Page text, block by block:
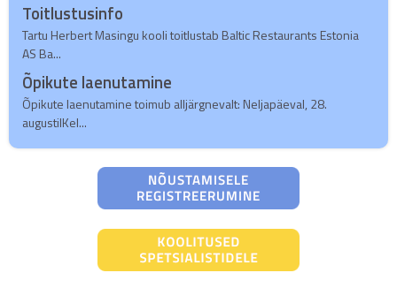
Toitlustusinfo
Tartu Herbert Masingu kooli toitlustab Baltic Restaurants Estonia
AS Ba...
Õpikute laenutamine
Õpikute laenutamine toimub alljärgnevalt: Neljapäeval, 28.
augustilKel...